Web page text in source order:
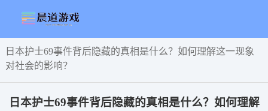
日本护士69事件背后隐藏的真相是什么？如何理解这一现象
对社会的影响？
日本护士69事件背后隐藏的真相是什么？如何理解